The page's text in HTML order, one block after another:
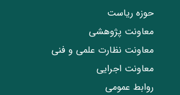
حوزه ریاست
معاونت پژوهشی
معاونت نظارت علمی و فنی
معاونت اجرایی
روابط عمومی